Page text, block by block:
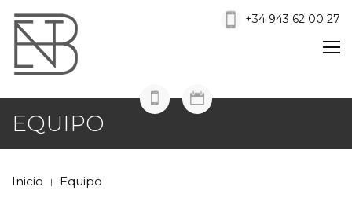
+34 943 62 00 27
EQUIPO
Inicio | Equipo